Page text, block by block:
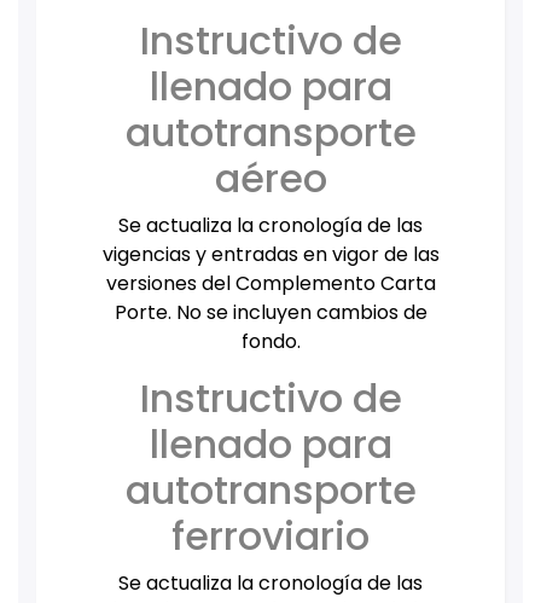
Instructivo de
llenado para
autotransporte
aéreo
Se actualiza la cronología de las
vigencias y entradas en vigor de las
versiones del Complemento Carta
Porte. No se incluyen cambios de
fondo.
Instructivo de
llenado para
autotransporte
ferroviario
Se actualiza la cronología de las